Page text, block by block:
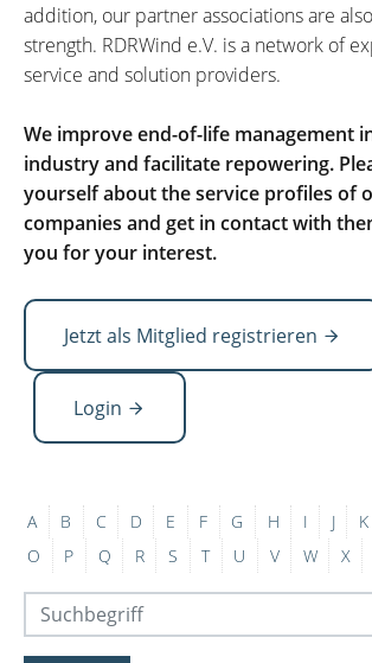
addition, our partner associations are
strength. RDRWind e.V. is a network of
service and solution providers.
We improve end-of-life management
industry and facilitate repowering.
yourself about the service profiles of
companies and get in contact with
you for your interest.
Jetzt als Mitglied registrieren
Login
A B C D E F G H I J K
O
P Q R S T U V W X